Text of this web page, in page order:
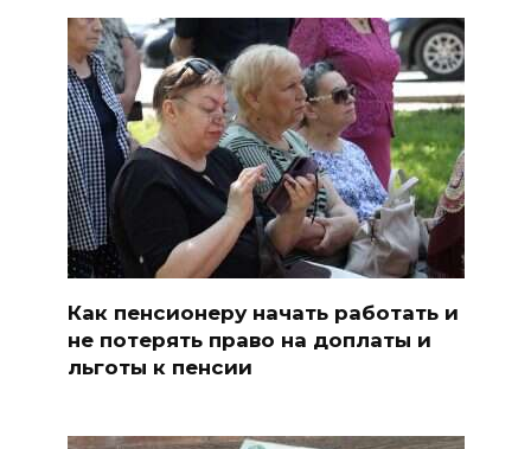
Как пенсионеру начать работать и
не потерять право на доплаты и
льготы к пенсии